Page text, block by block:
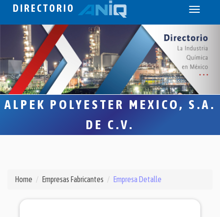
DIRECTORIO
Toggle
ALPEK POLYESTER MEXICO, S.A.
DE C.V.
Home Empresas Fabricantes Empresa Detalle